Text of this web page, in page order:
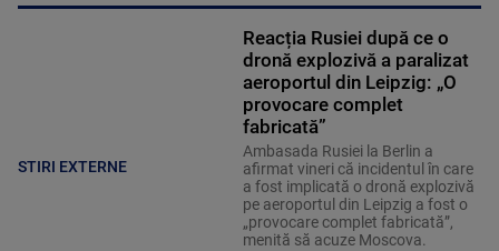
STIRI EXTERNE
Reacția Rusiei după ce o
dronă explozivă a paralizat
aeroportul din Leipzig: „O
provocare complet
fabricată”
Ambasada Rusiei la Berlin a
afirmat vineri că incidentul în care
a fost implicată o dronă explozivă
pe aeroportul din Leipzig a fost o
„provocare complet fabricată”,
menită să acuze Moscova.